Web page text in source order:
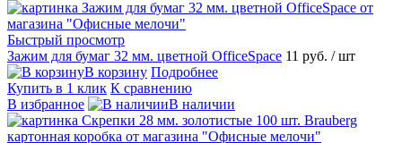
Быстрый просмотр
Зажим для бумаг 32 мм. цветной OfficeSpace 11 руб. / шт
В корзину Подробнее
Купить в 1 клик К сравнению
В избранное
В наличии